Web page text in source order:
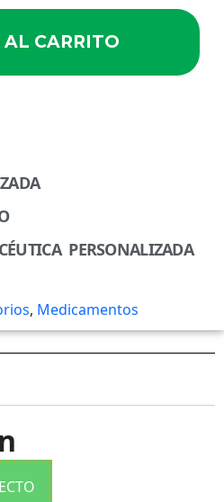
CARRITO
PERSONALIZADA
, Medicamentos